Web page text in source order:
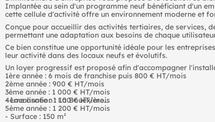
Implantée au sein d'un programme neuf bénéficiant d'un
cette cellule d'activité offre un environnement moderne et
Conçue pour accueillir des activités tertiaires, de services,
permettant une adaptation aux besoins de chaque
Ce bien constitue une opportunité idéale pour les
leur activité dans des locaux neufs et évolutifs.
Un loyer progressif est proposé afin d'accompagner
1ère année : 6 mois de franchise puis 800 € HT/mois
2ème année : 900 € HT/mois
3ème année : 1 000 € HT/mois
4ème année : 1 100 € HT/mois
5ème année : 1 200 € HT/mois
- Localisation : La Bouëxière
- Surface : 150 m²